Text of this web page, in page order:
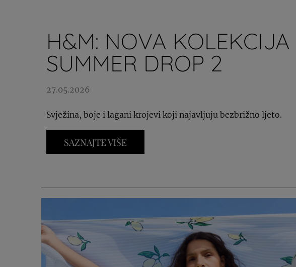
H&M: NOVA KOLEKCIJA
SUMMER DROP 2
27.05.2026
Svježina, boje i lagani krojevi koji najavljuju bezbrižno ljeto.
SAZNAJTE VIŠE